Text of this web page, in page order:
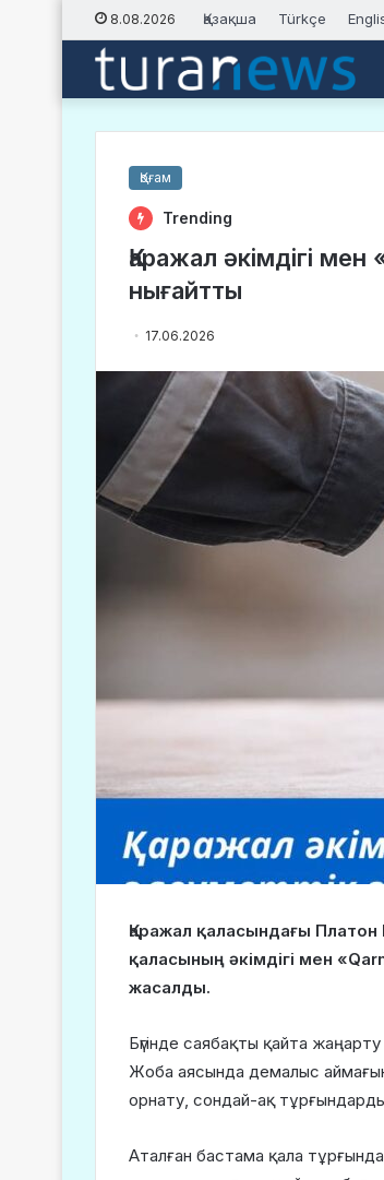
8.08.2026 Қазақша Türkçe
Қоғам
Trending
Қаражал әкімдігі
нығайтты
17.06.2026
Қаражал қаласындағы
қаласының әкімдігі мен
жасалды.
Бүгінде саябақты қайта
Жоба аясында демалыс
орнату, сондай-ақ
Аталған бастама қала